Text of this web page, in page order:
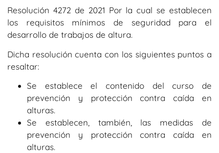
Resolución 4272 de 2021 Por la cual se establecen
los requisitos mínimos de seguridad para el
desarrollo de trabajos de altura.
Dicha resolución cuenta con los siguientes puntos a
resaltar:
Se establece el contenido del curso de
prevención y protección contra caída en
alturas.
Se establecen, también, las medidas de
prevención y protección contra caída en
alturas.